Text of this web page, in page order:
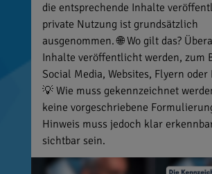
die entsprechende Inhalte
private Nutzung ist grundsätzlich
ausgenommen. 🌐 Wo gilt das?
Inhalte veröffentlicht werden, zum
Social Media, Websites, Flyern oder
💡 Wie muss gekennzeichnet
keine vorgeschriebene
Hinweis muss jedoch klar
sichtbar sein.